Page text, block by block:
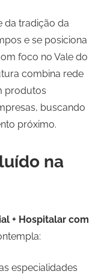
da tradição da
e se posiciona
foco no Vale do
combina rede
produtos
buscando
próximo.
na
+ Hospitalar com
especialidades